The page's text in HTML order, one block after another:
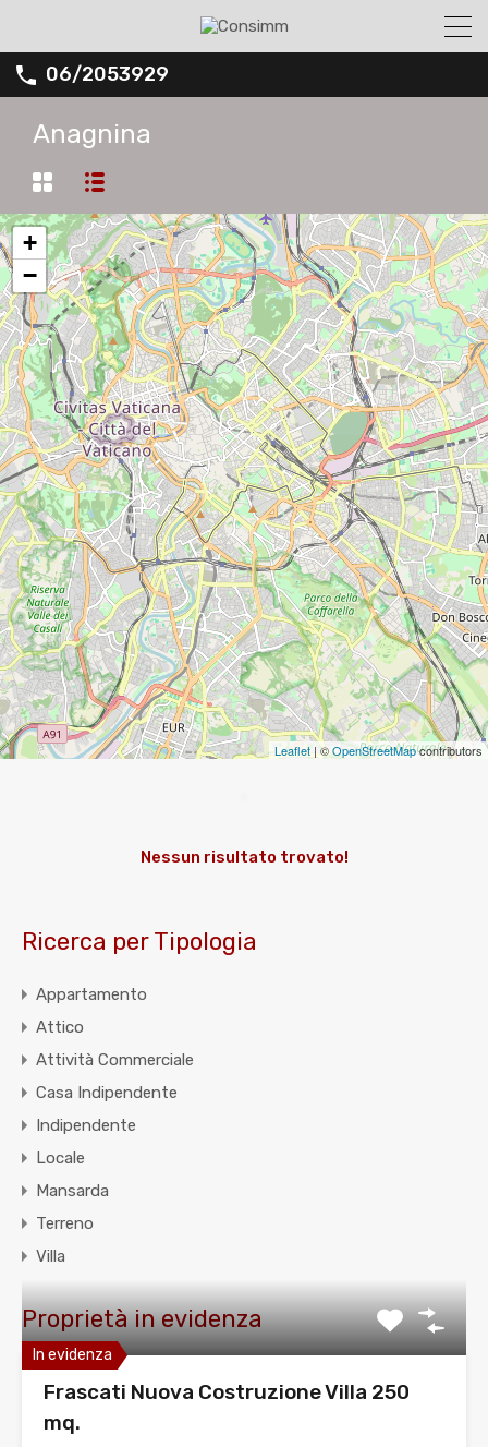
06/2053929
Anagnina
+
−
Leaflet | ©OpenStreetMapcontributors
Nessun risultato trovato!
Ricerca per Tipologia
Appartamento
Attico
Attività Commerciale
Casa Indipendente
Indipendente
Locale
Mansarda
Terreno
Villa
Proprietà in evidenza
In evidenza
Frascati Nuova Costruzione Villa 250
mq.